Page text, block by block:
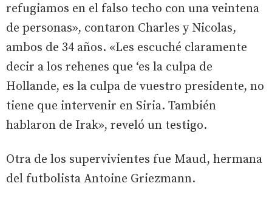
refugiamos en el falso techo con una veintena
de personas», contaron Charles y Nicolas,
ambos de 34 años. «Les escuché claramente
decir a los rehenes que ‘es la culpa de
Hollande, es la culpa de vuestro presidente, no
tiene que intervenir en Siria. También
hablaron de Irak», reveló un testigo.
Otra de los supervivientes fue Maud, hermana
del futbolista Antoine Griezmann.